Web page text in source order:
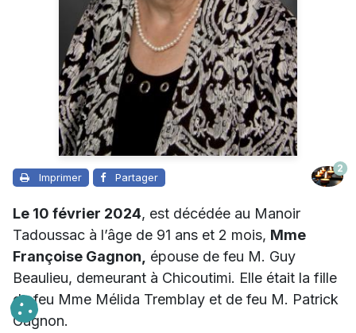
Imprimer Partager
2
Le 10 février 2024, est décédée au Manoir
Tadoussac à l’âge de 91 ans et 2 mois, Mme
Françoise Gagnon, épouse de feu M. Guy
Beaulieu, demeurant à Chicoutimi. Elle était la fille
de feu Mme Mélida Tremblay et de feu M. Patrick
Gagnon.